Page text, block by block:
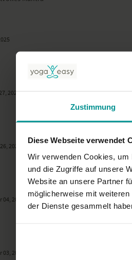
Zustimmung
Diese Webseite verwendet
Wir verwenden Cookies,
und die Zugriffe auf unsere
Website an unsere Partner
möglicherweise mit
der Dienste gesammelt
2024
2024
2024
2024